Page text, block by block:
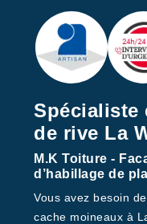
Spécialiste
de rive La
M.K Toiture -
d’habillage de
Vous avez besoin
cache moineaux à